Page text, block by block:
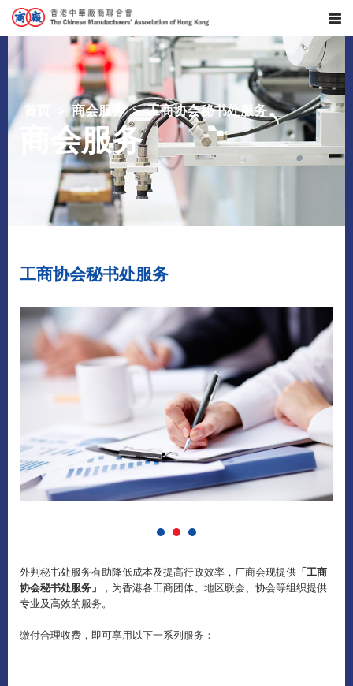
首页 商会服务 工商协会秘书处服务
商会服务
工商协会秘书处服务
外判秘书处服务有助降低成本及提高行政效率，厂商会现提供 「工商
协会秘书处服务」
，为香港各工商团体、地区联会、协会等组织提供
专业及高效的服务。
缴付合理收费，即可享用以下一系列服务：